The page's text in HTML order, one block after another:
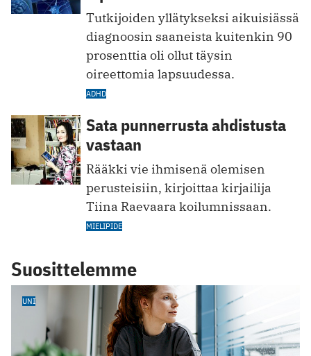
Tutkijoiden yllätykseksi aikuisiässä
diagnoosin saaneista kuitenkin 90
prosenttia oli ollut täysin
oireettomia lapsuudessa.
ADHD
Sata punnerrusta ahdistusta
vastaan
Rääkki vie ihmisenä olemisen
perusteisiin, kirjoittaa kirjailija
Tiina Raevaara koilumnissaan.
MIELIPIDE
Suosittelemme
UNI